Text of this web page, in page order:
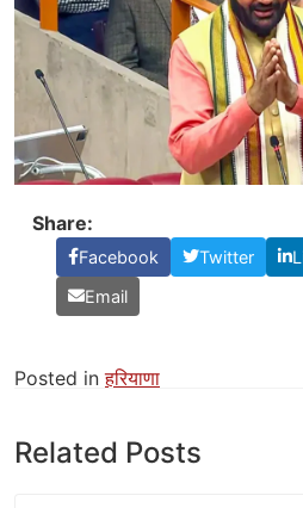
Share:
Facebook Twitter
Email
Posted inहरियाणा
Related Posts